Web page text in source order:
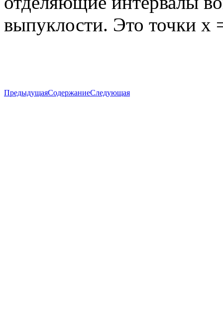
выпуклости. Это точки х
ПредыдущаяСодержаниеСледующая